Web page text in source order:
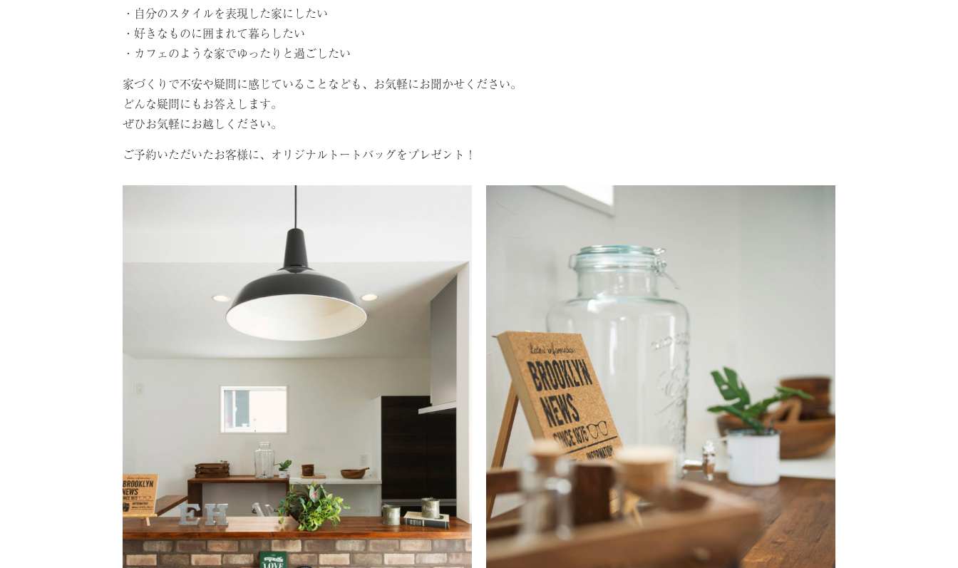
・自分のスタイルを表現した家にしたい
・好きなものに囲まれて暮らしたい
・カフェのような家でゆったりと過ごしたい
家づくりで不安や疑問に感じていることなども、お気軽にお聞かせください。
どんな疑問にもお答えします。
ぜひお気軽にお越しください。
ご予約いただいたお客様に、オリジナルトートバッグをプレゼント！